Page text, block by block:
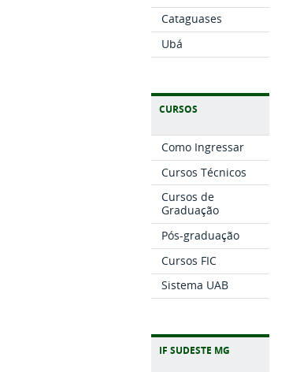
Cataguases
Ubá
CURSOS
Como Ingressar
Cursos Técnicos
Cursos de
Graduação
Pós-graduação
Cursos FIC
Sistema UAB
IF SUDESTE MG